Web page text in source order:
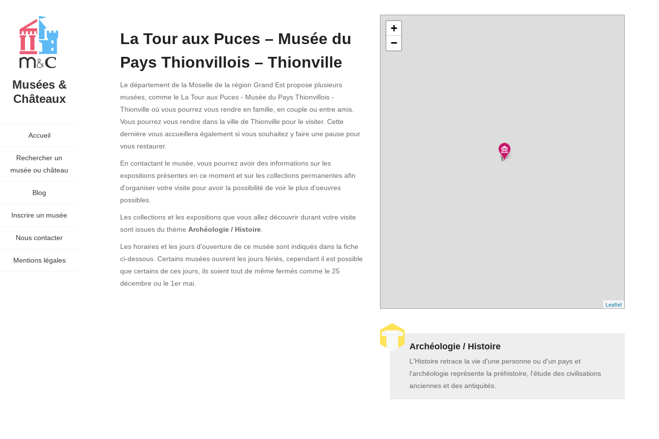
Musées &
Châteaux
Accueil
Rechercher un
musée ou château
Blog
Inscrire un musée
Nous contacter
Mentions légales
La Tour aux Puces – Musée du
Pays Thionvillois – Thionville
Le département de la Moselle de la région Grand Est propose plusieurs
musées, comme le La Tour aux Puces - Musée du Pays Thionvillois -
Thionville où vous pourrez vous rendre en famille, en couple ou entre amis.
Vous pourrez vous rendre dans la ville de Thionville pour le visiter. Cette
dernière vous accueillera également si vous souhaitez y faire une pause pour
vous restaurer.
En contactant le musée, vous pourrez avoir des informations sur les
expositions présentes en ce moment et sur les collections permanentes afin
d'organiser votre visite pour avoir la possibilité de voir le plus d'oeuvres
possibles.
Les collections et les expositions que vous allez découvrir durant votre visite
sont issues du thème Archéologie / Histoire
Les horaires et les jours d'ouverture de ce musée sont indiqués dans la fiche
ci-dessous. Certains musées ouvrent les jours fériés, cependant il est possible
que certains de ces jours, ils soient tout de même fermés comme le 25
décembre ou le 1er mai.
+
−
Leaflet
Archéologie / Histoire
L'Histoire retrace la vie d'une personne ou d'un pays et
l'archéologie représente la préhistoire, l'étude des civilisations
anciennes et des antiquités.